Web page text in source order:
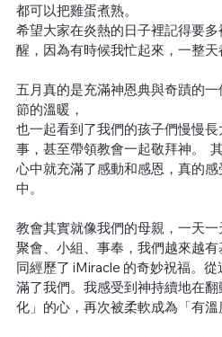
都可以把雞蛋煮熟。
希望大家在炎熱的日子裡記得要
醒，因為有時候我忙起來，一整天
五月真的是充滿神恩典與奇蹟的
節的溫暖，
也一起看到了我們的孩子們慢慢
事，甚至帶領教會一起敬拜神。
心中就充滿了感動和感恩，真的
中。
教會其實就像我們的母親，一天
聚會、小組、事奉，我們越來越
同經歷了 iMiracle 的奇妙祝福。
滿了我們。我感受到神持續地在
化」的心，再次被柔軟成為「有溫